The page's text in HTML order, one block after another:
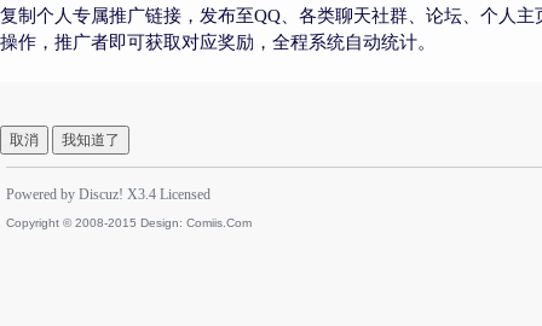
复制个人专属推广链接，发布至QQ、各类聊天社群、论坛、个人
操作，推广者即可获取对应奖励，全程系统自动统计。
取消 我知道了
Powered by Discuz! X3.4 Licensed
Copyright © 2008-2015 Design: Comiis.Com